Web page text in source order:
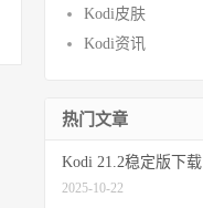
Kodi皮肤
Kodi资讯
热门文章
Kodi 21.2稳定版下载
2025-10-22